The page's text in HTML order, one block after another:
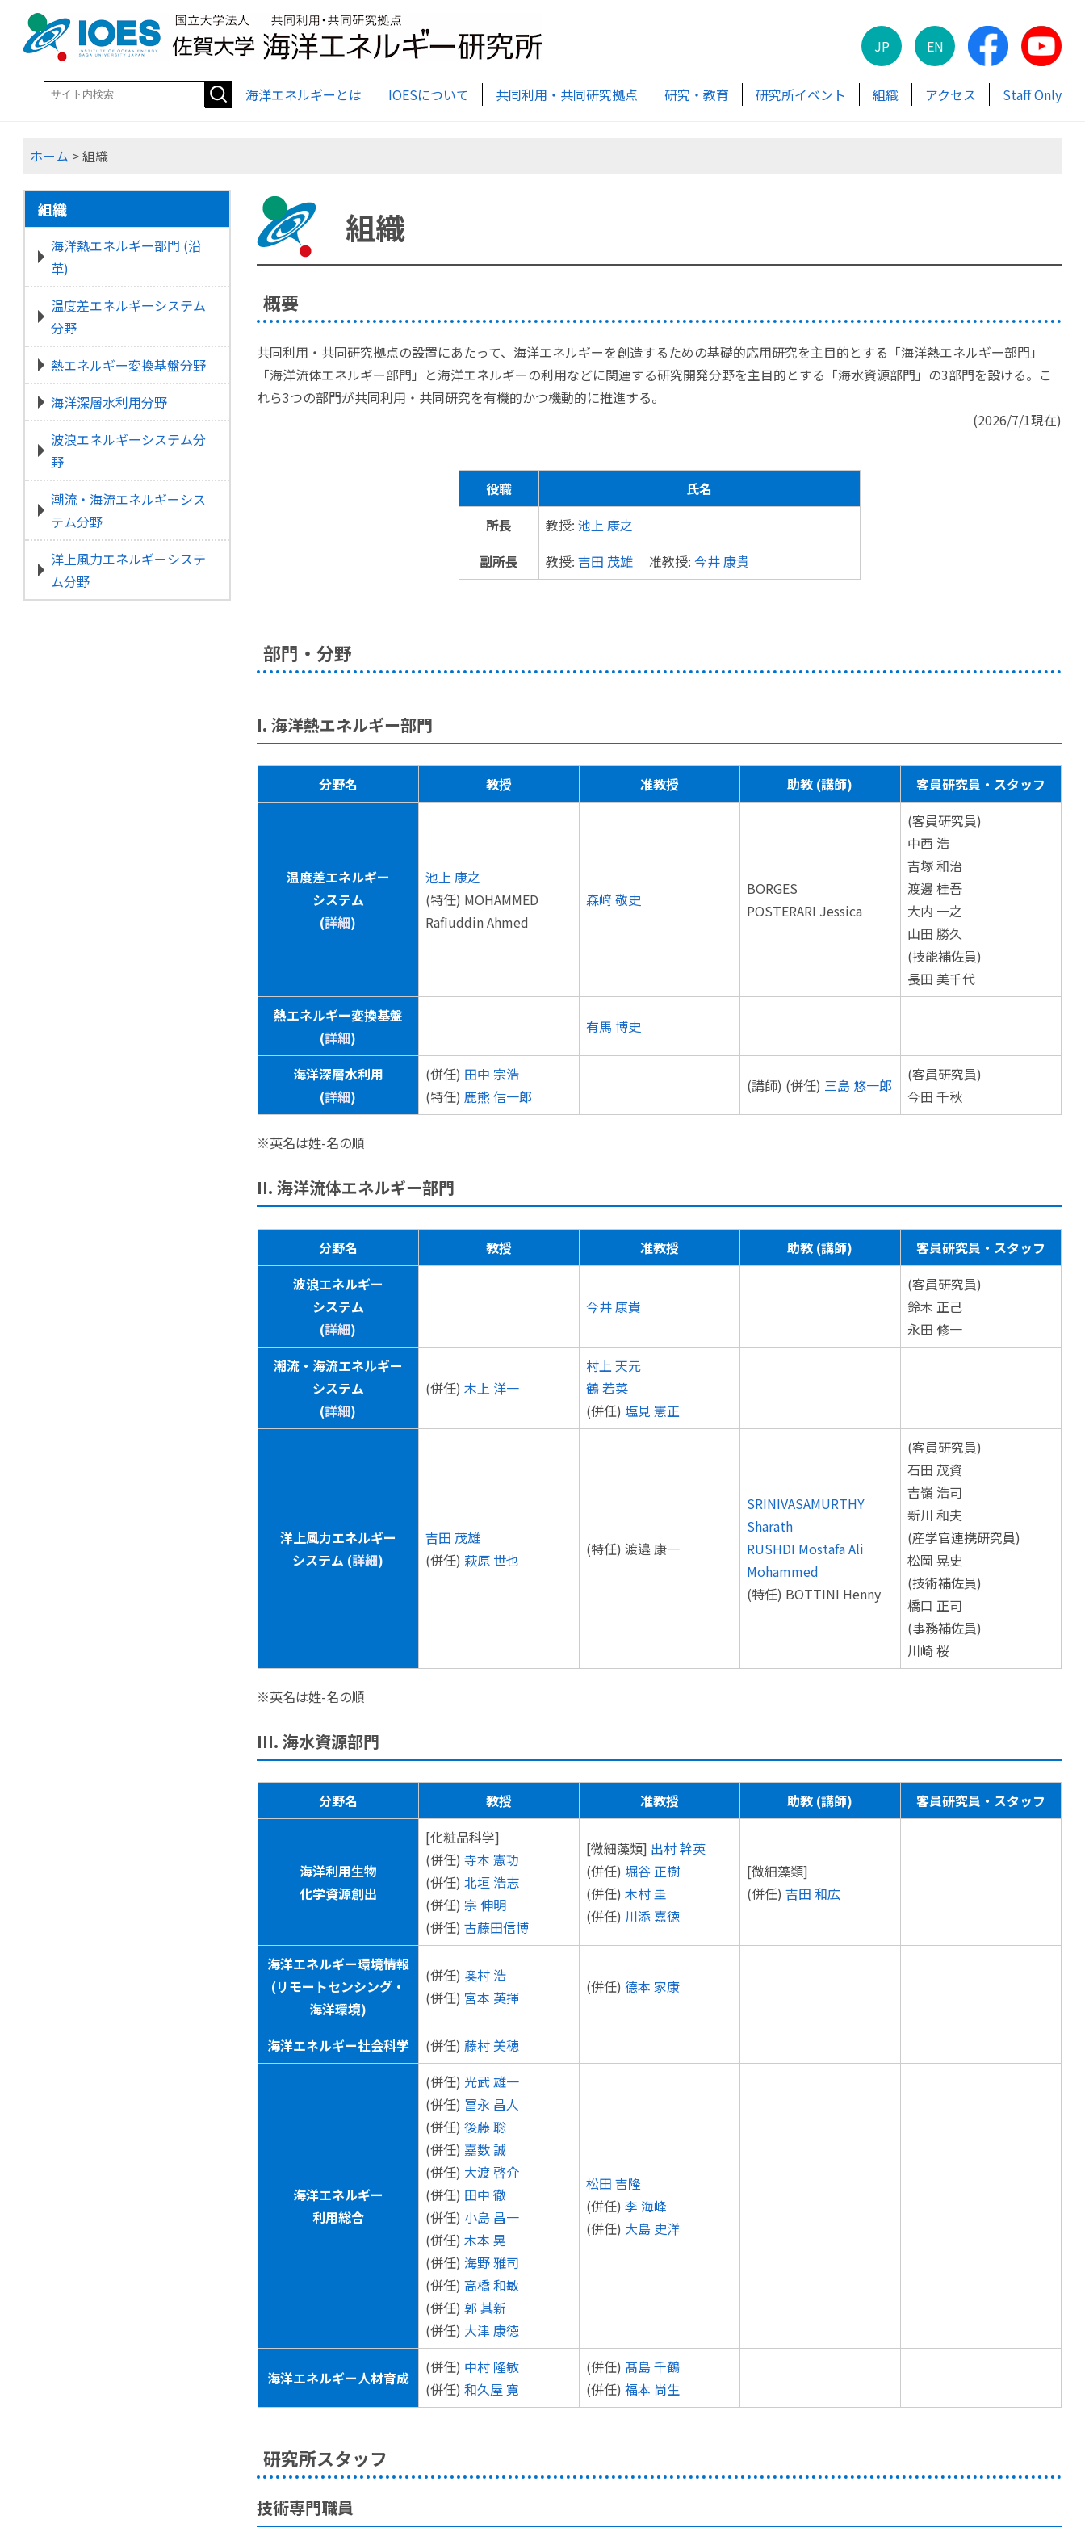
JP EN
海洋エネルギーとは IOESについて 共同利用・共同研究拠点 研究・教育 研究所イベント 組織 アクセス Staff Only
ホーム > 組織
組織
海洋熱エネルギー部門 (沿
革)
温度差エネルギーシステム
分野
熱エネルギー変換基盤分野
海洋深層水利用分野
波浪エネルギーシステム分
野
潮流・海流エネルギーシス
テム分野
洋上風力エネルギーシステ
ム分野
組織
概要
共同利用・共同研究拠点の設置にあたって、海洋エネルギーを創造するための基礎的応用研究を主目的とする「海洋熱エネルギー部門」
「海洋流体エネルギー部門」と海洋エネルギーの利用などに関連する研究開発分野を主目的とする「海水資源部門」の3部門を設ける。こ
れら3つの部門が共同利用・共同研究を有機的かつ機動的に推進する。
(2026/7/1現在)
役職
氏名
所長
教授: 池上 康之
副所長
教授: 吉田 茂雄准教授: 今井 康貴
部門・分野
I. 海洋熱エネルギー部門
分野名 教授 准教授 助教 (講師) 客員研究員・スタッフ
温度差エネルギー
システム
(詳細)
池上 康之
(特任) MOHAMMED
Rafiuddin Ahmed
森﨑 敬史
BORGES
POSTERARI Jessica
(客員研究員)
中西 浩
吉塚 和治
渡邊 桂吾
大内 一之
山田 勝久
(技能補佐員)
長田 美千代
熱エネルギー変換基盤
(詳細)
有馬 博史
海洋深層水利用
(詳細)
(併任) 田中 宗浩
(特任) 鹿熊 信一郎
(講師) (併任) 三島 悠一郎
(客員研究員)
今田 千秋
※英名は姓-名の順
II. 海洋流体エネルギー部門
分野名 教授 准教授 助教 (講師)
客員研究員・スタッフ
波浪エネルギー
システム
(詳細)
今井 康貴
(客員研究員)
鈴木 正己
永田 修一
潮流・海流エネルギー
システム
(詳細)
(併任) 木上 洋一
村上 天元
鶴 若菜
(併任) 塩見 憲正
洋上風力エネルギー
システム (詳細)
吉田 茂雄
(併任) 萩原 世也
(特任) 渡邉 康一
SRINIVASAMURTHY
Sharath
RUSHDI Mostafa Ali
Mohammed
(特任) BOTTINI Henny
(客員研究員)
石田 茂資
吉嶺 浩司
新川 和夫
(産学官連携研究員)
松岡 晃史
(技術補佐員)
橋口 正司
(事務補佐員)
川崎 桜
※英名は姓-名の順
III. 海水資源部門
分野名 教授 准教授 助教 (講師) 客員研究員・スタッフ
海洋利用生物
化学資源創出
[化粧品科学]
(併任) 寺本 憲功
(併任) 北垣 浩志
(併任) 宗 伸明
(併任) 古藤田信博
[微細藻類] 出村 幹英
(併任) 堀谷 正樹
(併任) 木村 圭
(併任) 川添 嘉徳
[微細藻類]
(併任) 吉田 和広
海洋エネルギー環境情報
(リモートセンシング・
海洋環境)
(併任) 奥村 浩
(併任) 宮本 英揮
(併任) 德本 家康
海洋エネルギー社会科学 (併任) 藤村 美穂
海洋エネルギー
利用総合
(併任) 光武 雄一
(併任) 冨永 昌人
(併任) 後藤 聡
(併任) 嘉数 誠
(併任) 大渡 啓介
(併任) 田中 徹
(併任) 小島 昌一
(併任) 木本 晃
(併任) 海野 雅司
(併任) 高橋 和敏
(併任) 郭 其新
(併任) 大津 康徳
松田 吉隆
(併任) 李 海峰
(併任) 大島 史洋
海洋エネルギー人材育成
(併任) 中村 隆敏
(併任) 和久屋 寛
(併任) 髙島 千鶴
(併任) 福本 尚生
研究所スタッフ
技術専門職員